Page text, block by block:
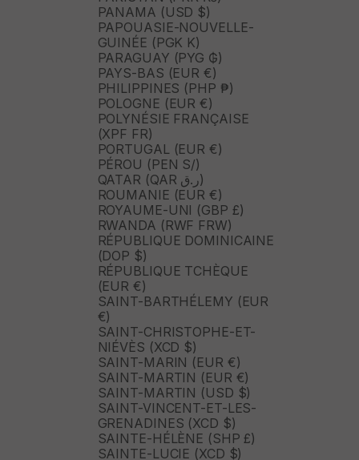
PANAMA (USD $)
PAPOUASIE-NOUVELLE-
GUINÉE (PGK K)
PARAGUAY (PYG ₲)
PAYS-BAS (EUR €)
PHILIPPINES (PHP ₱)
POLOGNE (EUR €)
POLYNÉSIE FRANÇAISE
(XPF FR)
PORTUGAL (EUR €)
PÉROU (PEN S/)
QATAR (QAR ر.ق)
ROUMANIE (EUR €)
ROYAUME-UNI (GBP £)
RWANDA (RWF FRW)
RÉPUBLIQUE DOMINICAINE
(DOP $)
RÉPUBLIQUE TCHÈQUE
(EUR €)
SAINT-BARTHÉLEMY (EUR
€)
SAINT-CHRISTOPHE-ET-
NIÉVÈS (XCD $)
SAINT-MARIN (EUR €)
SAINT-MARTIN (EUR €)
SAINT-MARTIN (USD $)
SAINT-VINCENT-ET-LES-
GRENADINES (XCD $)
SAINTE-HÉLÈNE (SHP £)
SAINTE-LUCIE (XCD $)